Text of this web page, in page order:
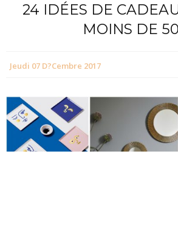
24 IDÉES DE
MOINS DE
Jeudi 07 D?cembre 2017